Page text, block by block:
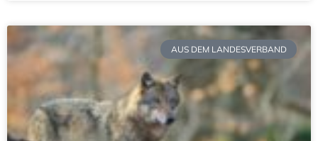
AUS DEM LANDESVERBAND